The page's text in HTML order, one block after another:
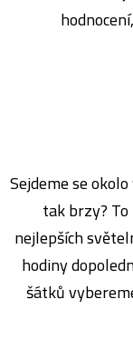
Sejdeme se
tak brzy?
nejlepších
hodiny
šátků